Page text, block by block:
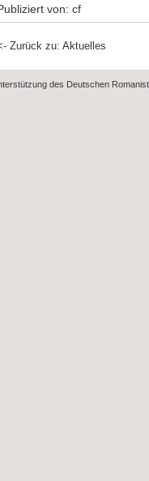
von: cf
Zurück zu: Aktuelles
des Deutschen